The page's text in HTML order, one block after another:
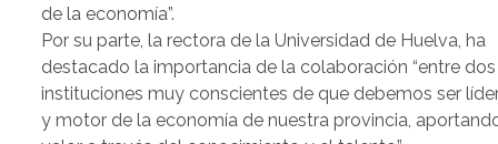
de la economía”.
Por su parte, la rectora de la Universidad de Huelva, ha
destacado la importancia de la colaboración “entre dos
instituciones muy conscientes de que debemos ser
y motor de la economía de nuestra provincia,